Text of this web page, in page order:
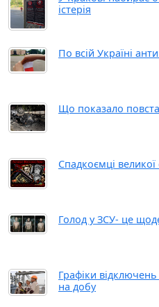
істерія
По всій Україні
Що показало
Спадкоємці
Голод у ЗСУ- це
Графіки
на добу